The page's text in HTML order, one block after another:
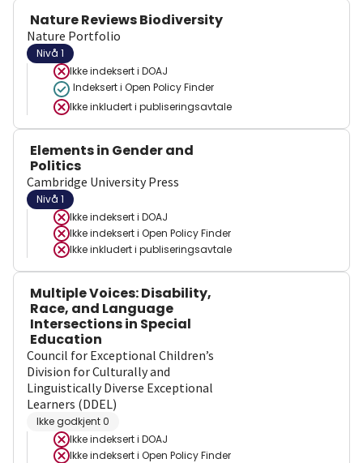
Nature Reviews Biodiversity
Nature Portfolio
Nivå 1
Ikke indeksert i DOAJ
Indeksert i Open Policy Finder
Ikke inkludert i publiseringsavtale
Elements in Gender and
Politics
Cambridge University Press
Nivå 1
Ikke indeksert i DOAJ
Ikke indeksert i Open Policy Finder
Ikke inkludert i publiseringsavtale
Multiple Voices: Disability,
Race, and Language
Intersections in Special
Education
Council for Exceptional Children’s
Division for Culturally and
Linguistically Diverse Exceptional
Learners (DDEL)
Ikke godkjent 0
Ikke indeksert i DOAJ
Ikke indeksert i Open Policy Finder